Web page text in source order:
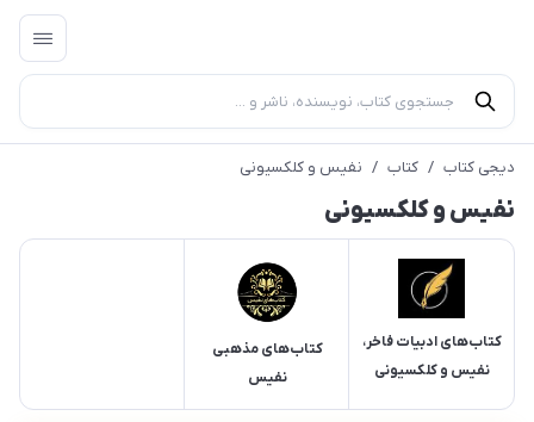
دیجی کتاب / کتاب / نفیس و کلکسیونی
نفیس و کلکسیونی
کتاب‌های ادبیات فاخر،
نفیس و کلکسیونی
کتاب‌های مذهبی
نفیس